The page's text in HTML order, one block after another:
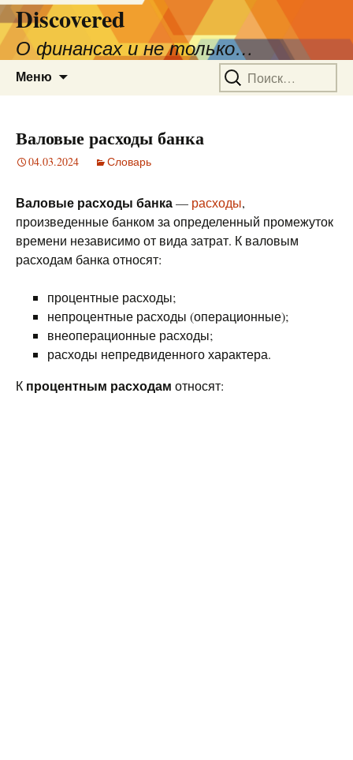
Discovered
О финансах и не только…
Меню Найти:
Валовые расходы банка
04.03.2024 Словарь
Валовые расходы банка— расходы,
произведенные банком за определенный промежуток
времени независимо от вида затрат. К валовым
расходам банка относят:
процентные расходы;
непроцентные расходы (операционные);
внеоперационные расходы;
расходы непредвиденного характера.
К процентным расходам относят: